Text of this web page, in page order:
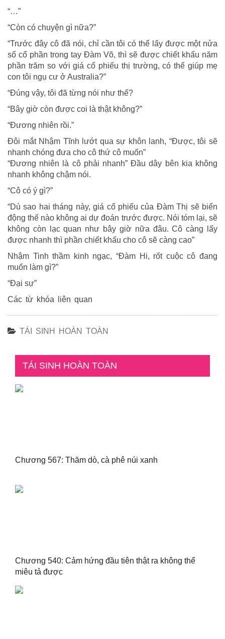
“…”
“Còn có chuyện gì nữa?”
“Trước đây cô đã nói, chỉ cần tôi có thể lấy được một nửa
số cổ phần trong tay Đàm Võ, thì sẽ được chiết khấu năm
phần trăm so với giá cổ phiếu thị trường, có thể giúp mẹ
con tôi ngụ cư ở Australia?”
“Đúng vậy, tôi đã từng nói như thế?
“Bây giờ còn được coi là thật không?”
“Đương nhiên rồi.”
Đôi mắt Nhậm Tĩnh lướt qua sự khôn lanh, “Được, tôi sẽ
nhanh chóng đưa cho cô thứ cô muốn”
“Đương nhiên là cô phải nhanh” Đầu dây bên kia không
nhanh không chậm nói.
“Cô có ý gì?”
“Dù sao hai tháng này, giá cổ phiếu của Đàm Thị sẽ biến
động thế nào không ai dự đoán trước được. Nói tóm lại, sẽ
không còn lạc quan như bây giờ nữa đâu. Cô càng lấy
được nhanh thì phần chiết khấu cho cô sẽ càng cao”
Nhậm Tinh thầm kinh ngạc, “Đàm Hi, rốt cuộc cô đang
muốn làm gì?”
“Đại sự”
Các từ khóa liên quan
TÁI SINH HOÀN TOÀN
TÁI SINH HOÀN TOÀN
Chương 567: Thăm dò, cà phê núi xanh
Chương 540: Cảm hứng đầu tiên thật ra không thể
miêu tả được